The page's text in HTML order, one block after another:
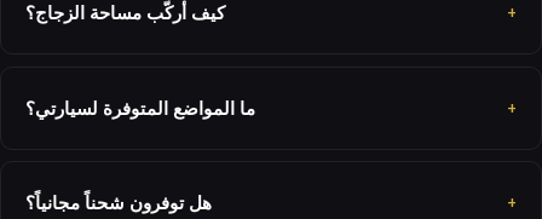
كيف أركّب مساحة الزجاج؟
ما المواضع المتوفرة لسيارتي؟
هل توفرون شحناً مجانياً؟